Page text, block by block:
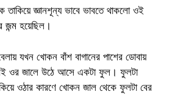
তাকিয়ে জ্ঞানশূন্য ভাবে ভাবতে থাকলো ওই
জন্ম হয়েছিল।
যখন খোকন বাঁশ বাগানের পাশের ডোবায়
ওর জালে উঠে আসে একটা ফুল। ফুলটা
ওঠার কারণে খোকন জাল থেকে ফুলটা বের